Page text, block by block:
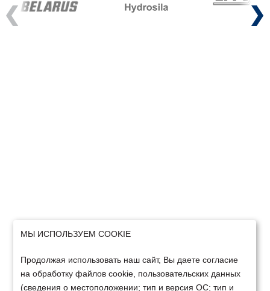
Previous Next
МЫ ИСПОЛЬЗУЕМ COOKIE
Продолжая использовать наш сайт, Вы даете согласие
на обработку файлов cookie, пользовательских данных
(сведения о местоположении; тип и версия ОС; тип и